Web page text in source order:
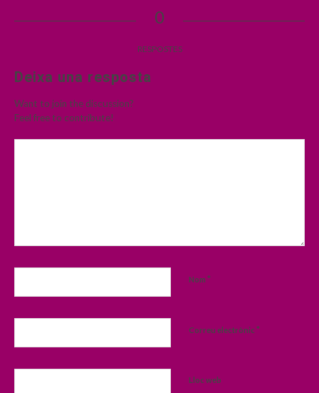
0
RESPOSTES
Deixa una resposta
Want to join the discussion?
Feel free to contribute!
Nom *
Correu electrònic *
Lloc web